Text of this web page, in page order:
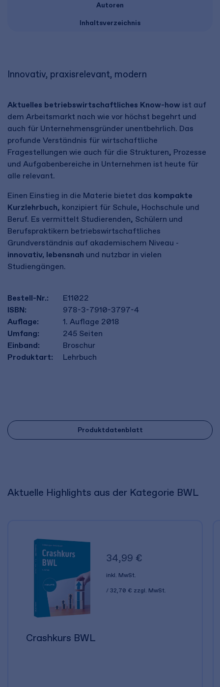
Autoren
Inhaltsverzeichnis
Innovativ, praxisrelevant, modern
Aktuelles betriebswirtschaftliches Know-how ist auf
dem Arbeitsmarkt nach wie vor höchst begehrt und
auch für Unternehmensgründer unentbehrlich. Das
profunde Verständnis für wirtschaftliche
Fragestellungen wie auch für die Strukturen, Prozesse
und Aufgabenbereiche in Unternehmen ist heute für
alle relevant.
Einen Einstieg in die Materie bietet das kompakte
Kurzlehrbuch, konzipiert für Schule, Hochschule und
Beruf. Es vermittelt Studierenden, Schülern und
Berufspraktikern betriebswirtschaftliches
Grundverständnis auf akademischem Niveau -
innovativ, lebensnah und nutzbar in vielen
Studiengängen.
Bestell-Nr.:
E11022
ISBN:
978-3-7910-3797-4
Auflage:
1. Auflage 2018
Umfang:
245 Seiten
Einband:
Broschur
Produktart:
Lehrbuch
Produktdatenblatt
Aktuelle Highlights aus der Kategorie BWL
34,99 €
inkl. MwSt.
32,70 € zzgl. MwSt.
Crashkurs BWL